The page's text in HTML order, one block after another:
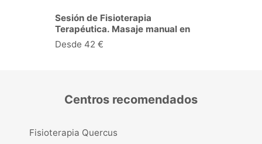
Revisión anual Ginecológica en
Navarra
Desde 142 €
Centros recomendados
Fisioterapia Quercus